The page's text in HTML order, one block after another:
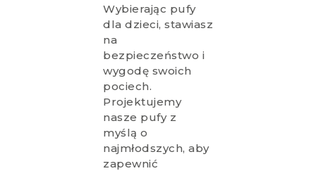
Wybierając pufy
dla dzieci, stawiasz
na
bezpieczeństwo i
wygodę swoich
pociech.
Projektujemy
nasze pufy z
myślą o
najmłodszych, aby
zapewnić